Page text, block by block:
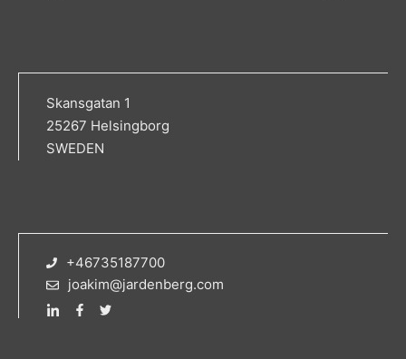
Skansgatan 1
25267 Helsingborg
SWEDEN
+46735187700
joakim@jardenberg.com